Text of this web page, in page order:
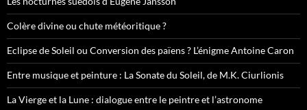
Colère divine ou chute météoritique ?
Eclipse de Soleil ou Conversion des païens ? L’énigme Antoine Caron
Entre musique et peinture : La Sonate du Soleil, de M.K. Ciurlionis
La Vierge et la Lune : dialogue entre le peintre et l’astronome